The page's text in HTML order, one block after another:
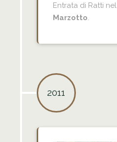
Entrata di Ratti nel
Marzotto.
2011